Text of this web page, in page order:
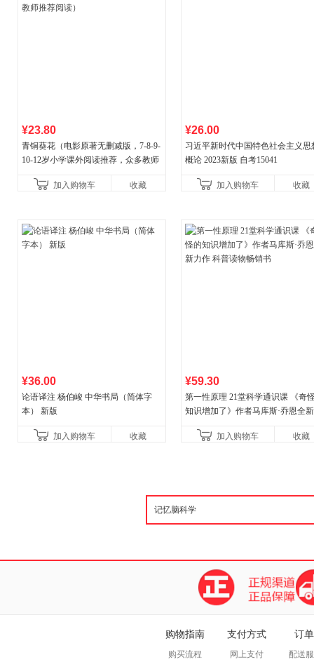
¥23.80
青铜葵花（电影原著无删减版，7-8-9-
10-12岁小学课外阅读推荐，众多教师
加入购物车
收藏
¥26.00
习近平新时代中国特色社会主义思
概论 2023新版 自考15041
加入购物车 收藏
¥36.00
论语译注 杨伯峻 中华书局（简体字
本） 新版
加入购物车 收藏
¥59.30
第一性原理 21堂科学通识课 《奇
知识增加了》作者马库斯·乔恩全
加入购物车
收藏
购物指南
购买流程
支付方式
网上支付
订
配送